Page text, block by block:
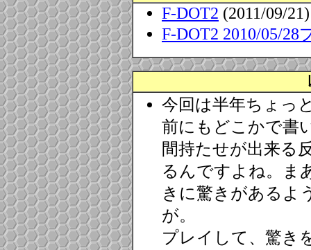
F-DOT2 (2011/09/21)
F-DOT2 2010/05/28
今回は半年ちょっ
前にもどこかで書
間持たせが出来る
るんですよね。ま
きに驚きがあるよ
が。
プレイして、驚き